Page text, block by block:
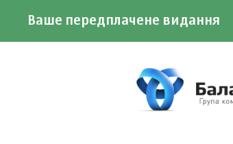
Ваше передплачене видання